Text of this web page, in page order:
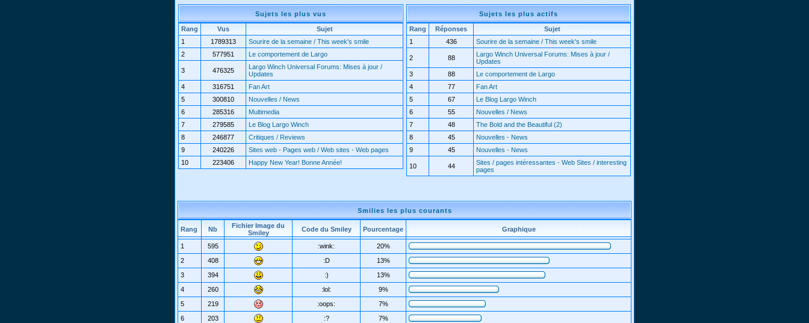
Sujets les plus vus
Rang Vus
Sujet
1
1789313
Sourire de la semaine / This week's smile
2
577951 Le comportement de Largo
3 476325
Largo Winch Universal Forums: Mises à jour /
Updates
4
316751
Fan Art
5
300810
Nouvelles / News
6
285316
Multimedia
7
279585
Le Blog Largo Winch
8
246877
Critiques / Reviews
9
240226
Sites web - Pages web / Web sites - Web pages
10
223406 Happy New Year! Bonne Année!
Sujets les plus actifs
Rang Réponses
Sujet
1
436 Sourire de la semaine / This week's smile
2 88
Largo Winch Universal Forums: Mises à jour /
Updates
3
88
Le comportement de Largo
4
77
Fan Art
5
67
Le Blog Largo Winch
6
55
Nouvelles / News
7
48
The Bold and the Beautiful (2)
8
45
Nouvelles - News
9
45 Nouvelles - News
10 44
Sites / pages intéressantes - Web Sites / interesting
pages
Smilies les plus courants
Rang Nb
Fichier Image du
Smiley
Code du Smiley Pourcentage Graphique
1 595 :wink:
20%
2
408 :D
13%
3
394 :)
13%
4
260 :lol:
9%
5
219 :oops:
7%
6
203 :? 7%